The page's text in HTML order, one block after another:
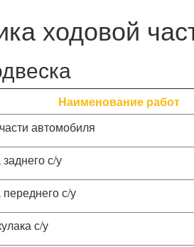
ходовой
Наименование работ
автомобиля
с/у
с/у
с/у